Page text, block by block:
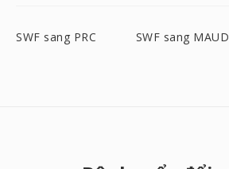
SWF sang PRC SWF sang MAUD